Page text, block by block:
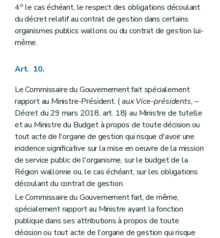
4o le cas échéant, le respect des obligations découlant
du décret relatif au contrat de gestion dans certains
organismes publics wallons ou du contrat de gestion lui-
même.
Art. 10.
Le Commissaire du Gouvernement fait spécialement
rapport au Ministre-Président, (aux Vice-présidents,–
Décret du 29 mars 2018, art. 18) au Ministre de tutelle
et au Ministre du Budget à propos de toute décision ou
tout acte de l'organe de gestion qui risque d'avoir une
incidence significative sur la mise en oeuvre de la mission
de service public de l'organisme, sur le budget de la
Région wallonne ou, le cas échéant, sur les obligations
découlant du contrat de gestion.
Le Commissaire du Gouvernement fait, de même,
spécialement rapport au Ministre ayant la fonction
publique dans ses attributions à propos de toute
décision ou tout acte de l'organe de gestion qui risque